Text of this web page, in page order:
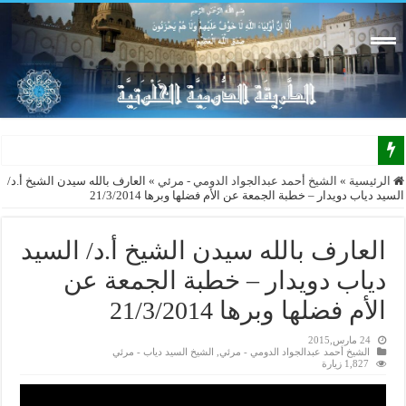
الرئيسية » الشيخ أحمد عبدالجواد الدومي - مرئي » العارف بالله سيدن الشيخ أ.د/
السيد دياب دويدار – خطبة الجمعة عن الأم فضلها وبرها 21/3/2014
العارف بالله سيدن الشيخ أ.د/ السيد
دياب دويدار – خطبة الجمعة عن
الأم فضلها وبرها 21/3/2014
24 مارس,2015
الشيخ أحمد عبدالجواد الدومي - مرئي
الشيخ السيد دياب - مرئي
1,827 زيارة